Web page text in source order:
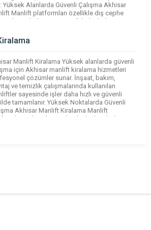
Yüksek Alanlarda Güvenli Çalışma Akhisar
Manlift platformları özellikle dış cephe
tabela montajı ve fabrika bakım
ekipmanlar sayesinde riskler minimuma
Manlift Kiralama Yüksek alanlarda güvenli
için Akhisar manlift kiralama hizmetleri
çözümler sunar. İnşaat, bakım,
ve temizlik çalışmalarında kullanılan
sayesinde işler daha hızlı ve güvenli
tamamlanır. Yüksek Noktalarda Güvenli
Akhisar Manlift Kiralama Manlift
çalışanların yüksek alanlara kolay ve